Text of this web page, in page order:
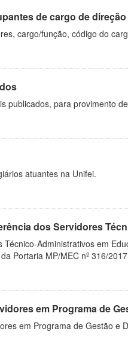
de cargo de
cargo/função, código do
publicados, para provimento
atuantes na Unifei.
dos Servidores
Administrativos em
Portaria MP/MEC nº 316/
em Programa de
em Programa de Gestão e